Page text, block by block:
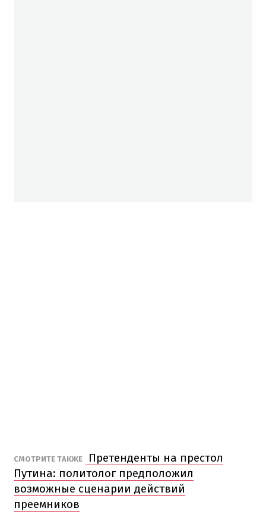
СМОТРИТЕ ТАКЖЕ
Претенденты на престол
Путина: политолог предположил
возможные сценарии действий
преемников